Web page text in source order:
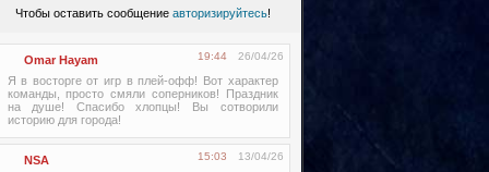
Чтобы оставить сообщение авторизируйтесь!
Omar Hayam 26/04/26
19:44
Я в восторге от игр в плей-офф! Вот характер
команды, просто смяли соперников! Праздник
на душе! Спасибо хлопцы! Вы сотворили
историю для города!
NSA 13/04/26
15:03